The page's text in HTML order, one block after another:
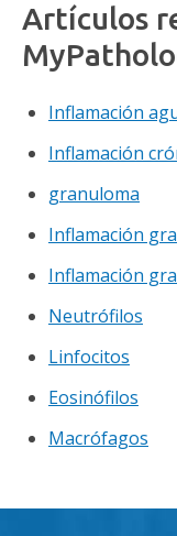
Artículos
Inflamación
Inflamación
granuloma
Inflamación
Inflamación
Neutrófilos
Linfocitos
Eosinófilos
Macrófagos